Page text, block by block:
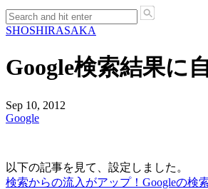
SHOSHIRASAKA
Google検索結果に
Sep 10, 2012
Google
以下の記事を見て、設定しました。
検索からの流入がアップ！Googleの検